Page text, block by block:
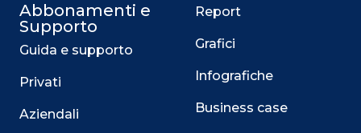
Abbonamenti e
Supporto
Guida e supporto
Privati
Aziendali
Report
Grafici
Infografiche
Business case